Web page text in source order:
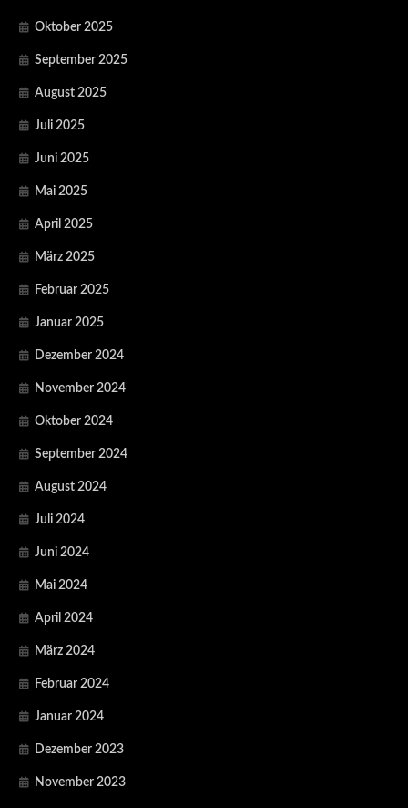
Oktober 2025
September 2025
August 2025
Juli 2025
Juni 2025
Mai 2025
April 2025
März 2025
Februar 2025
Januar 2025
Dezember 2024
November 2024
Oktober 2024
September 2024
August 2024
Juli 2024
Juni 2024
Mai 2024
April 2024
März 2024
Februar 2024
Januar 2024
Dezember 2023
November 2023